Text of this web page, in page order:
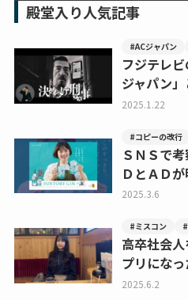
殿堂入り人気記事
#ACジャパン
フジテレ
ジャパン
2025.1.22
#コピーの改行
ＳＮＳで
ＤとＡＤ
2025.3.6
#ミスコン
高卒社会
プリにな
2025.6.2